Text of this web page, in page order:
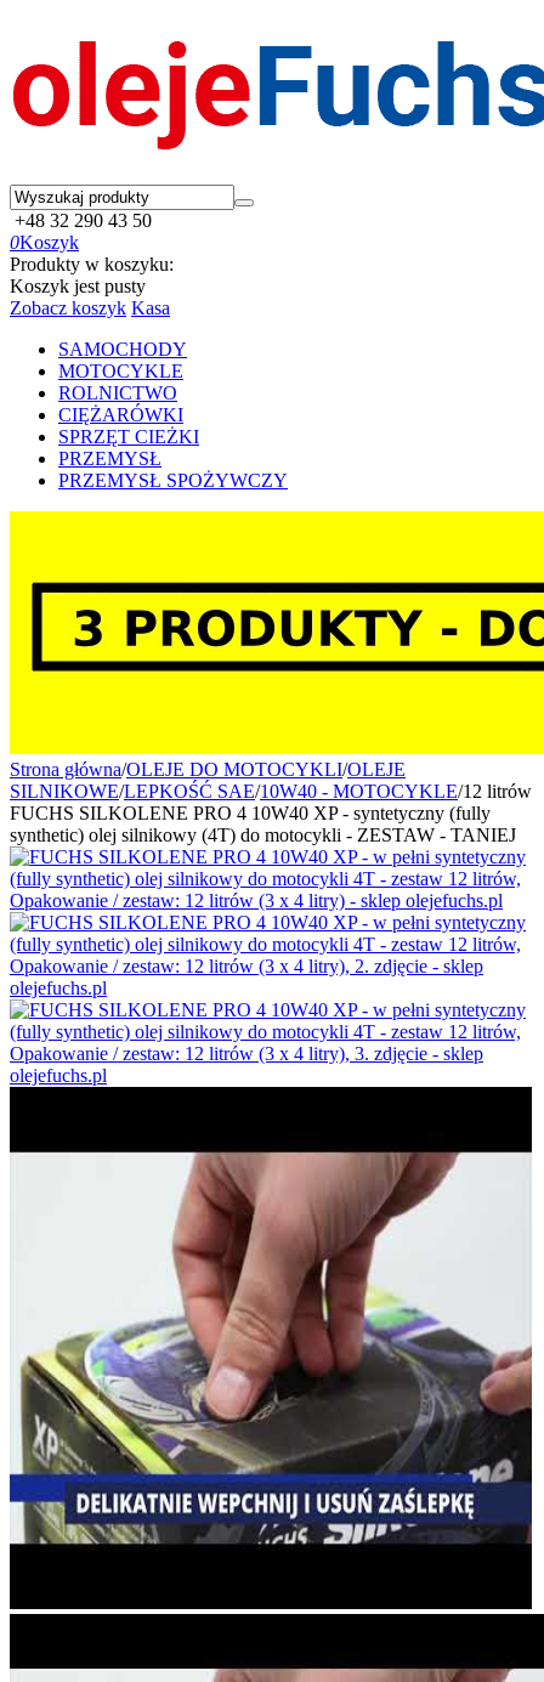
+48 32 290 43 50
0Koszyk
Produkty w koszyku:
Koszyk jest pusty
Zobacz koszyk Kasa
SAMOCHODY
MOTOCYKLE
ROLNICTWO
CIĘŻARÓWKI
SPRZĘT CIEŻKI
PRZEMYSŁ
PRZEMYSŁ SPOŻYWCZY
Strona główna/OLEJE DO MOTOCYKLI/OLEJE
SILNIKOWE/LEPKOŚĆ SAE/10W40 - MOTOCYKLE/12 litrów
FUCHS SILKOLENE PRO 4 10W40 XP - syntetyczny (fully
synthetic) olej silnikowy (4T) do motocykli - ZESTAW - TANIEJ